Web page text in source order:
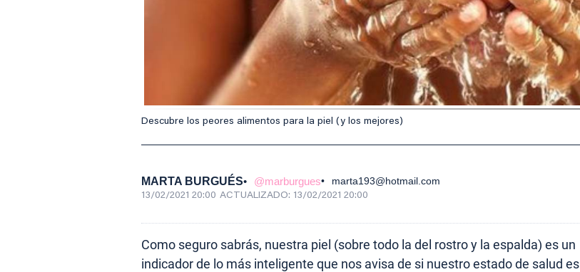
Descubre los peores alimentos para la piel (y los mejores)
MARTA BURGUÉS @marburgues marta193@hotmail.com
13/02/2021 20:00 ACTUALIZADO: 13/02/2021 20:00
Como seguro sabrás, nuestra piel (sobre todo la del rostro y la espalda) es un
indicador de lo más inteligente que nos avisa de si nuestro estado de salud es